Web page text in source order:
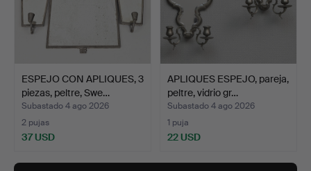
ESPEJO CON APLIQUES, 3
piezas, peltre, Swe…
Subastado 4 ago 2026
2 pujas
37 USD
APLIQUES ESPEJO, pareja,
peltre, vidrio gr…
Subastado 4 ago 2026
1 puja
22 USD